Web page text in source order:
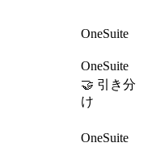
OneSuite
OneSuite
🤝 引き分
け
OneSuite